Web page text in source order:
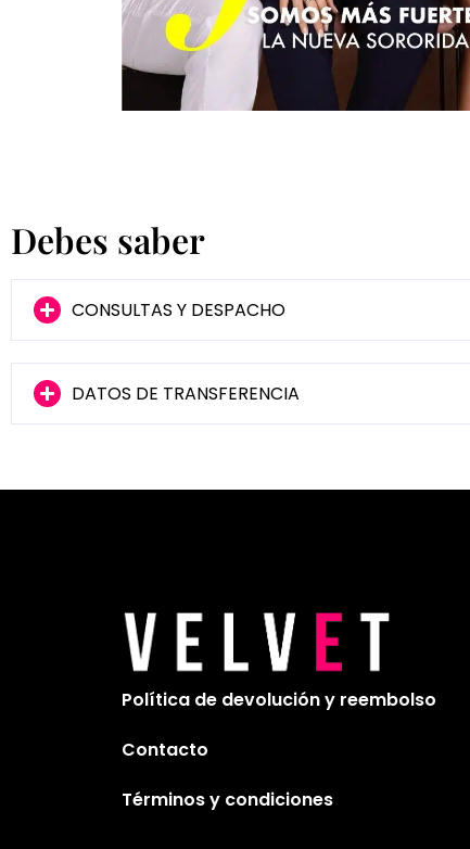
Debes saber
CONSULTAS Y DESPACHO
DATOS DE TRANSFERENCIA
Política de devolución y reembolso
Contacto
Términos y condiciones